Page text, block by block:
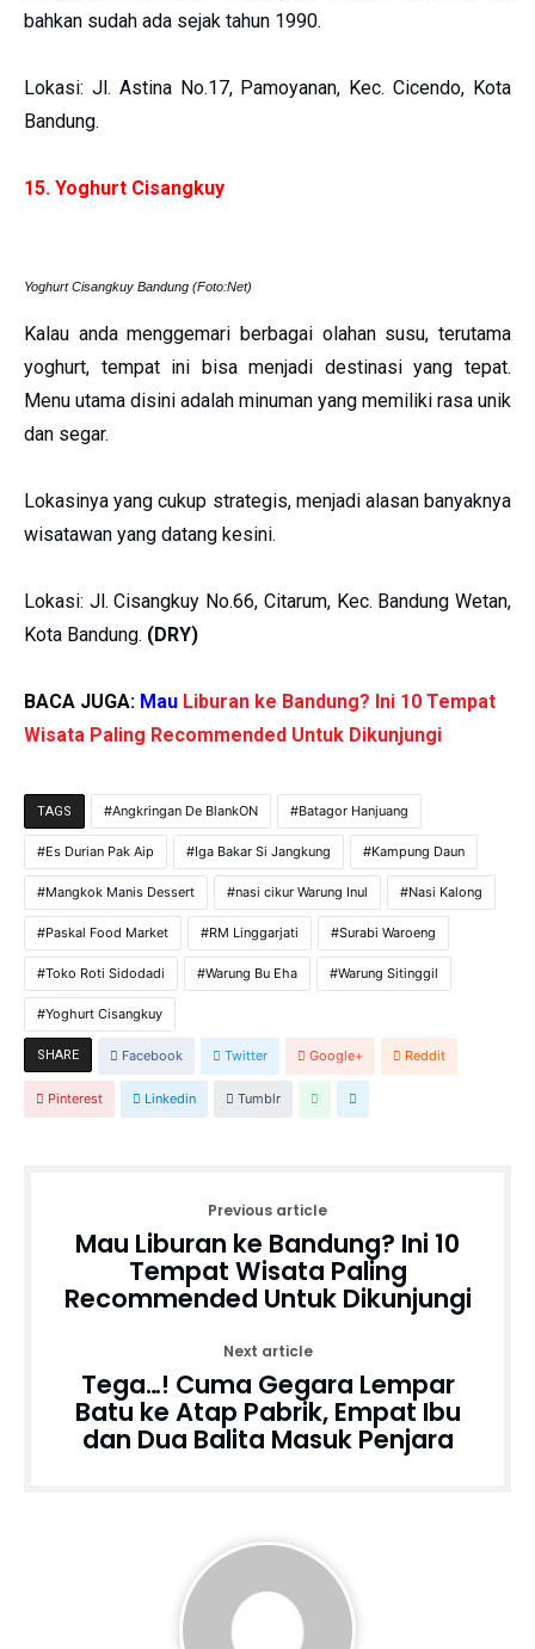
bahkan sudah ada sejak tahun 1990.
Lokasi: Jl. Astina No.17, Pamoyanan, Kec. Cicendo, Kota
Bandung.
15. Yoghurt Cisangkuy
Yoghurt Cisangkuy Bandung (Foto:Net)
Kalau anda menggemari berbagai olahan susu, terutama
yoghurt, tempat ini bisa menjadi destinasi yang tepat.
Menu utama disini adalah minuman yang memiliki rasa unik
dan segar.
Lokasinya yang cukup strategis, menjadi alasan banyaknya
wisatawan yang datang kesini.
Lokasi: Jl. Cisangkuy No.66, Citarum, Kec. Bandung Wetan,
Kota Bandung. (DRY)
BACA JUGA: Mau Liburan ke Bandung? Ini 10 Tempat
Wisata Paling Recommended Untuk Dikunjungi
TAGS Angkringan De BlankON Batagor Hanjuang
Es Durian Pak Aip Iga Bakar Si Jangkung Kampung Daun
Mangkok Manis Dessert nasi cikur Warung Inul Nasi Kalong
Paskal Food Market RM Linggarjati Surabi Waroeng
Toko Roti Sidodadi Warung Bu Eha Warung Sitinggil
Yoghurt Cisangkuy
SHARE Facebook Twitter Google+ Reddit
Pinterest Linkedin Tumblr
Previous article
Mau Liburan ke Bandung? Ini 10
Tempat Wisata Paling
Recommended Untuk Dikunjungi
Next article
Tega…! Cuma Gegara Lempar
Batu ke Atap Pabrik, Empat Ibu
dan Dua Balita Masuk Penjara